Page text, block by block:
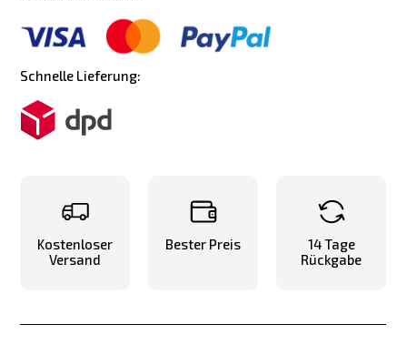
Schnelle Lieferung:
Kostenloser
Versand
Bester Preis
14 Tage
Rückgabe